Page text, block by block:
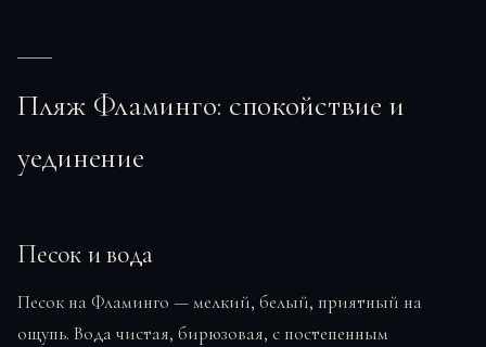
Пляж Фламинго: спокойствие и
уединение
Песок и вода
Песок на Фламинго — мелкий, белый, приятный на
ощупь. Вода чистая, бирюзовая, с постепенным